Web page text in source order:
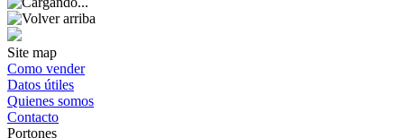
Site map
Como vender
Datos útiles
Quienes somos
Contacto
Portones